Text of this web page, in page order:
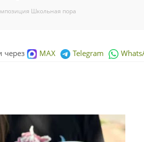
Школьная пора
через MAX Telegram